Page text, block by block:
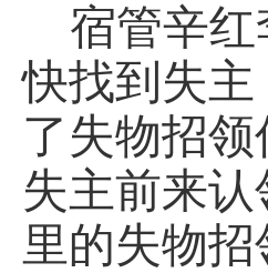
宿管辛
快找到失
了失物招
失主前来
里的失物